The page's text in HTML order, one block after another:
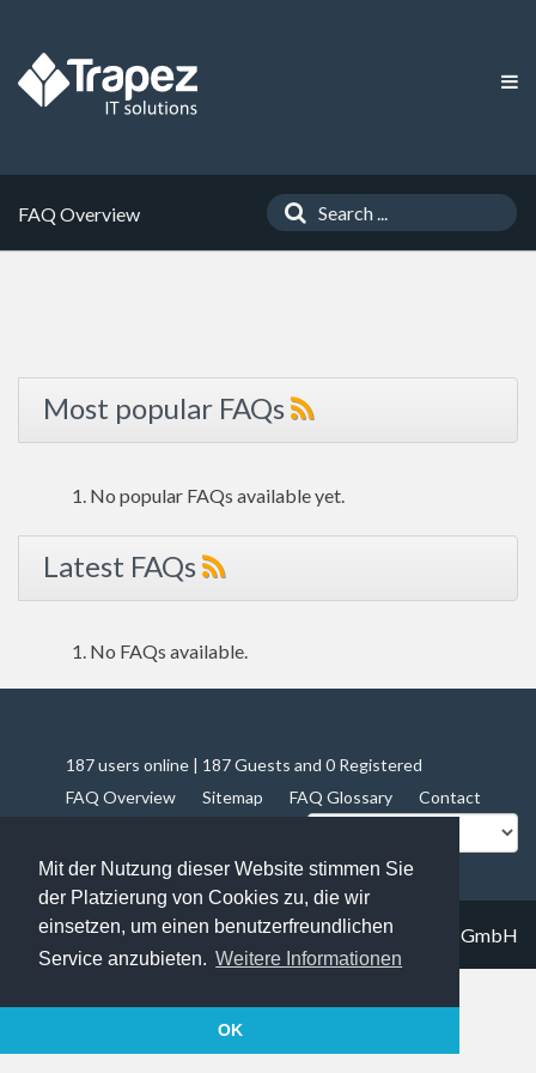
Mit der Nutzung dieser Website stimmen Sie
der Platzierung von Cookies zu, die wir
einsetzen, um einen benutzerfreundlichen
Service anzubieten. Weitere Informationen
OK
FAQ Overview
Most popular FAQs
No popular FAQs available yet.
Latest FAQs
No FAQs available.
187 users online | 187 Guests and 0 Registered
FAQ Overview
Sitemap FAQ Glossary
Contact
© 2019Trapez IT solutions GmbH